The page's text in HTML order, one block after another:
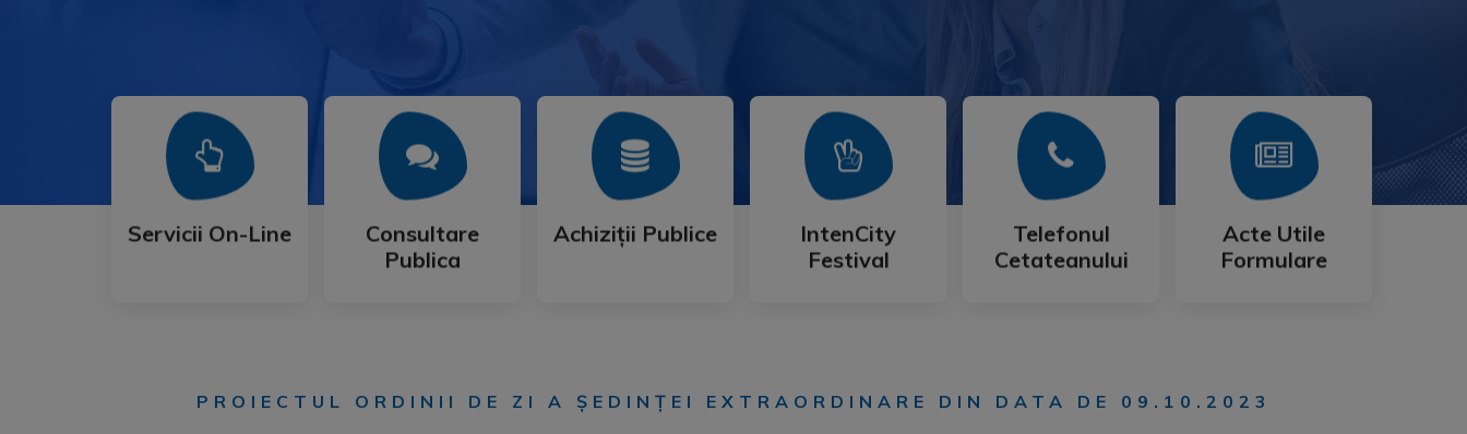
Servicii On-Line
Servicii On-Line
Mai Mult
Consultare
Publica
Consultare
Publica
Mai Mult
Achiziții Publice
Achiziții Publice
Mai Mult
IntenCity
Festival
IntenCity
Festival
Mai Mult
Telefonul
Cetateanului
Telefonul
Cetateanului
Mai Mult
Acte Utile
Formulare
Acte Utile
Formulare
Mai Mult
PROIECTUL ORDINII DE ZI A ȘEDINȚEI EXTRAORDINARE DIN DATA DE 09.10.2023